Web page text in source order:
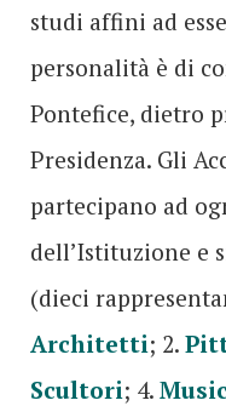
studi affini ad
personalità è di
Pontefice, dietro
Presidenza. Gli
partecipano ad
dell’Istituzione e
(dieci
Architetti; 2.
Scultori; 4.